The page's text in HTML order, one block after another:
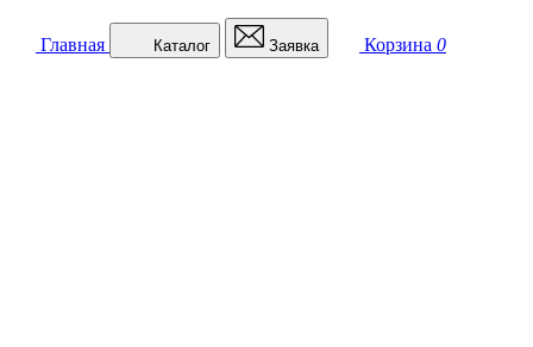
Главная Каталог Заявка Корзина 0